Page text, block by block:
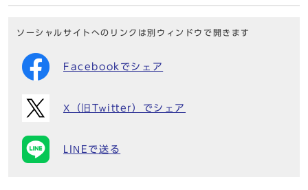
ソーシャルサイトへのリンクは別ウィンドウで開きます
Facebookでシェア
X（旧Twitter）でシェア
LINEで送る